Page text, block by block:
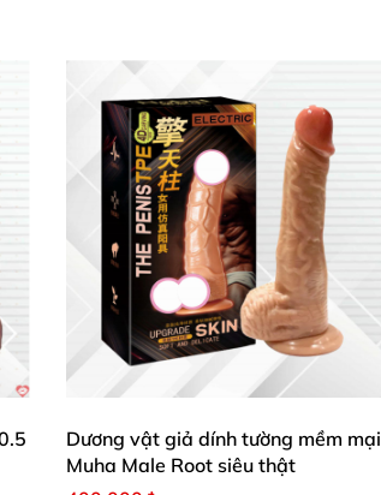
Dương vật giả dính tường mềm mại
Muha Male Root siêu thật